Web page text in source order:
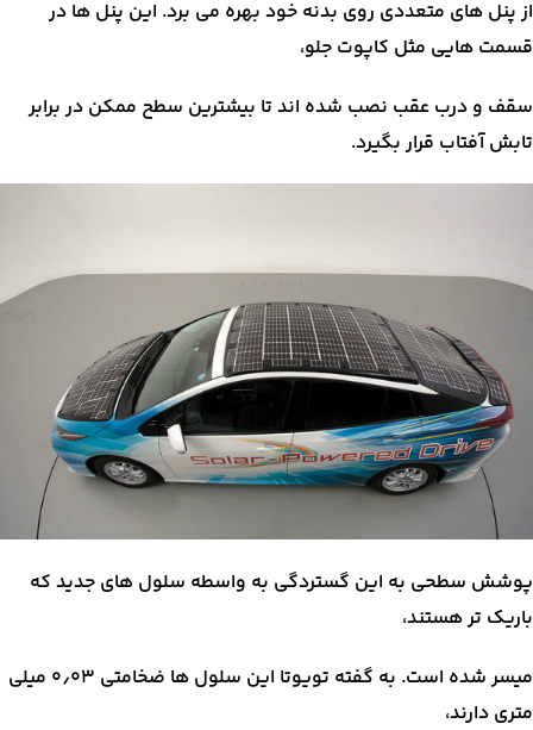
از پنل های متعددی روی بدنه خود بهره می برد. این پنل ها در
قسمت هایی مثل کاپوت جلو،
سقف و درب عقب نصب شده اند تا بیشترین سطح ممکن در برابر
تابش آفتاب قرار بگیرد.
پوشش سطحی به این گستردگی به واسطه سلول های جدید که
باریک تر هستند،
میسر شده است. به گفته تویوتا این سلول ها ضخامتی ۰٫۰۳ میلی
متری دارند،